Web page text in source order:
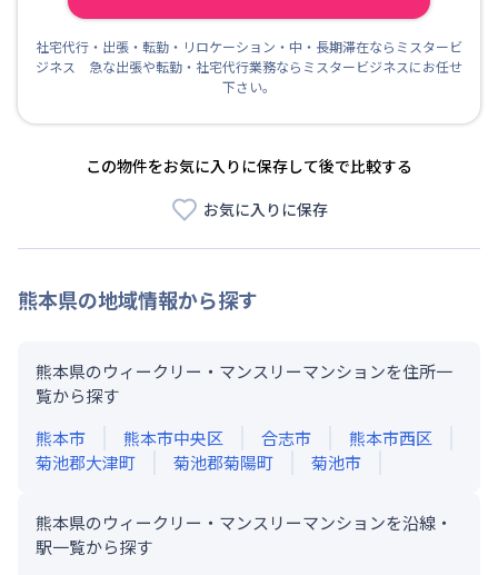
社宅代行・出張・転勤・リロケーション・中・長期滞在ならミスタービ
ジネス 急な出張や転勤・社宅代行業務ならミスタービジネスにお任せ
下さい。
この物件をお気に入りに保存して後で比較する
お気に入りに保存
熊本県の地域情報から探す
熊本県のウィークリー・マンスリーマンションを住所一
覧から探す
熊本市
熊本市中央区 合志市
熊本市西区
菊池郡大津町
菊池郡菊陽町 菊池市
熊本県のウィークリー・マンスリーマンションを沿線・
駅一覧から探す